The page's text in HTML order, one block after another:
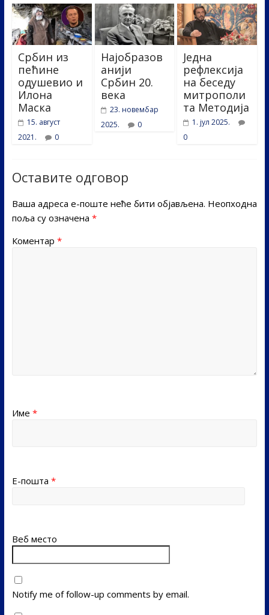
Србин из
пећине
одушевио и
Илона
Маска
15. август
2021.
0
Најобразов
анији
Србин 20.
века
23. новембар
2025.
0
Једна
рефлексија
на беседу
митрополи
та Методија
1. јул 2025.
0
Оставите одговор
Ваша адреса е-поште неће бити објављена. Неопходна
поља су означена *
Коментар *
Име *
Е-пошта *
Веб место
Notify me of follow-up comments by email.